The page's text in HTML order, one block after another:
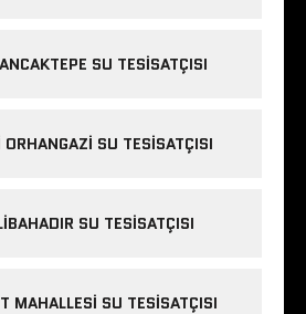
SU TESISATÇISI
ORHANGAZI SU TESISATÇISI
SU TESISATÇISI
MAHALLESI SU TESISATÇISI